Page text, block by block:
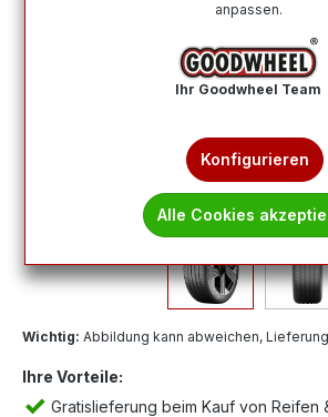
Wichtig: Abbildung kann abweichen,
Ihre Vorteile:
Gratislieferung beim Kauf von Reifen
anpassen.
Ihr Goodwheel Team
Konfigurieren
Alle Cookies